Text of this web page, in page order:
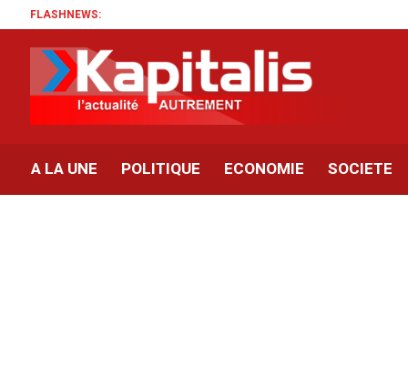
FLASHNEWS:
A LA UNE POLITIQUE ECONOMIE SOCIETE